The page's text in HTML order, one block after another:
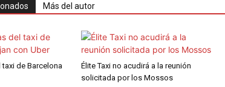
Más del autor
de Barcelona
Élite Taxi no acudirá a la reunión
solicitada por los Mossos